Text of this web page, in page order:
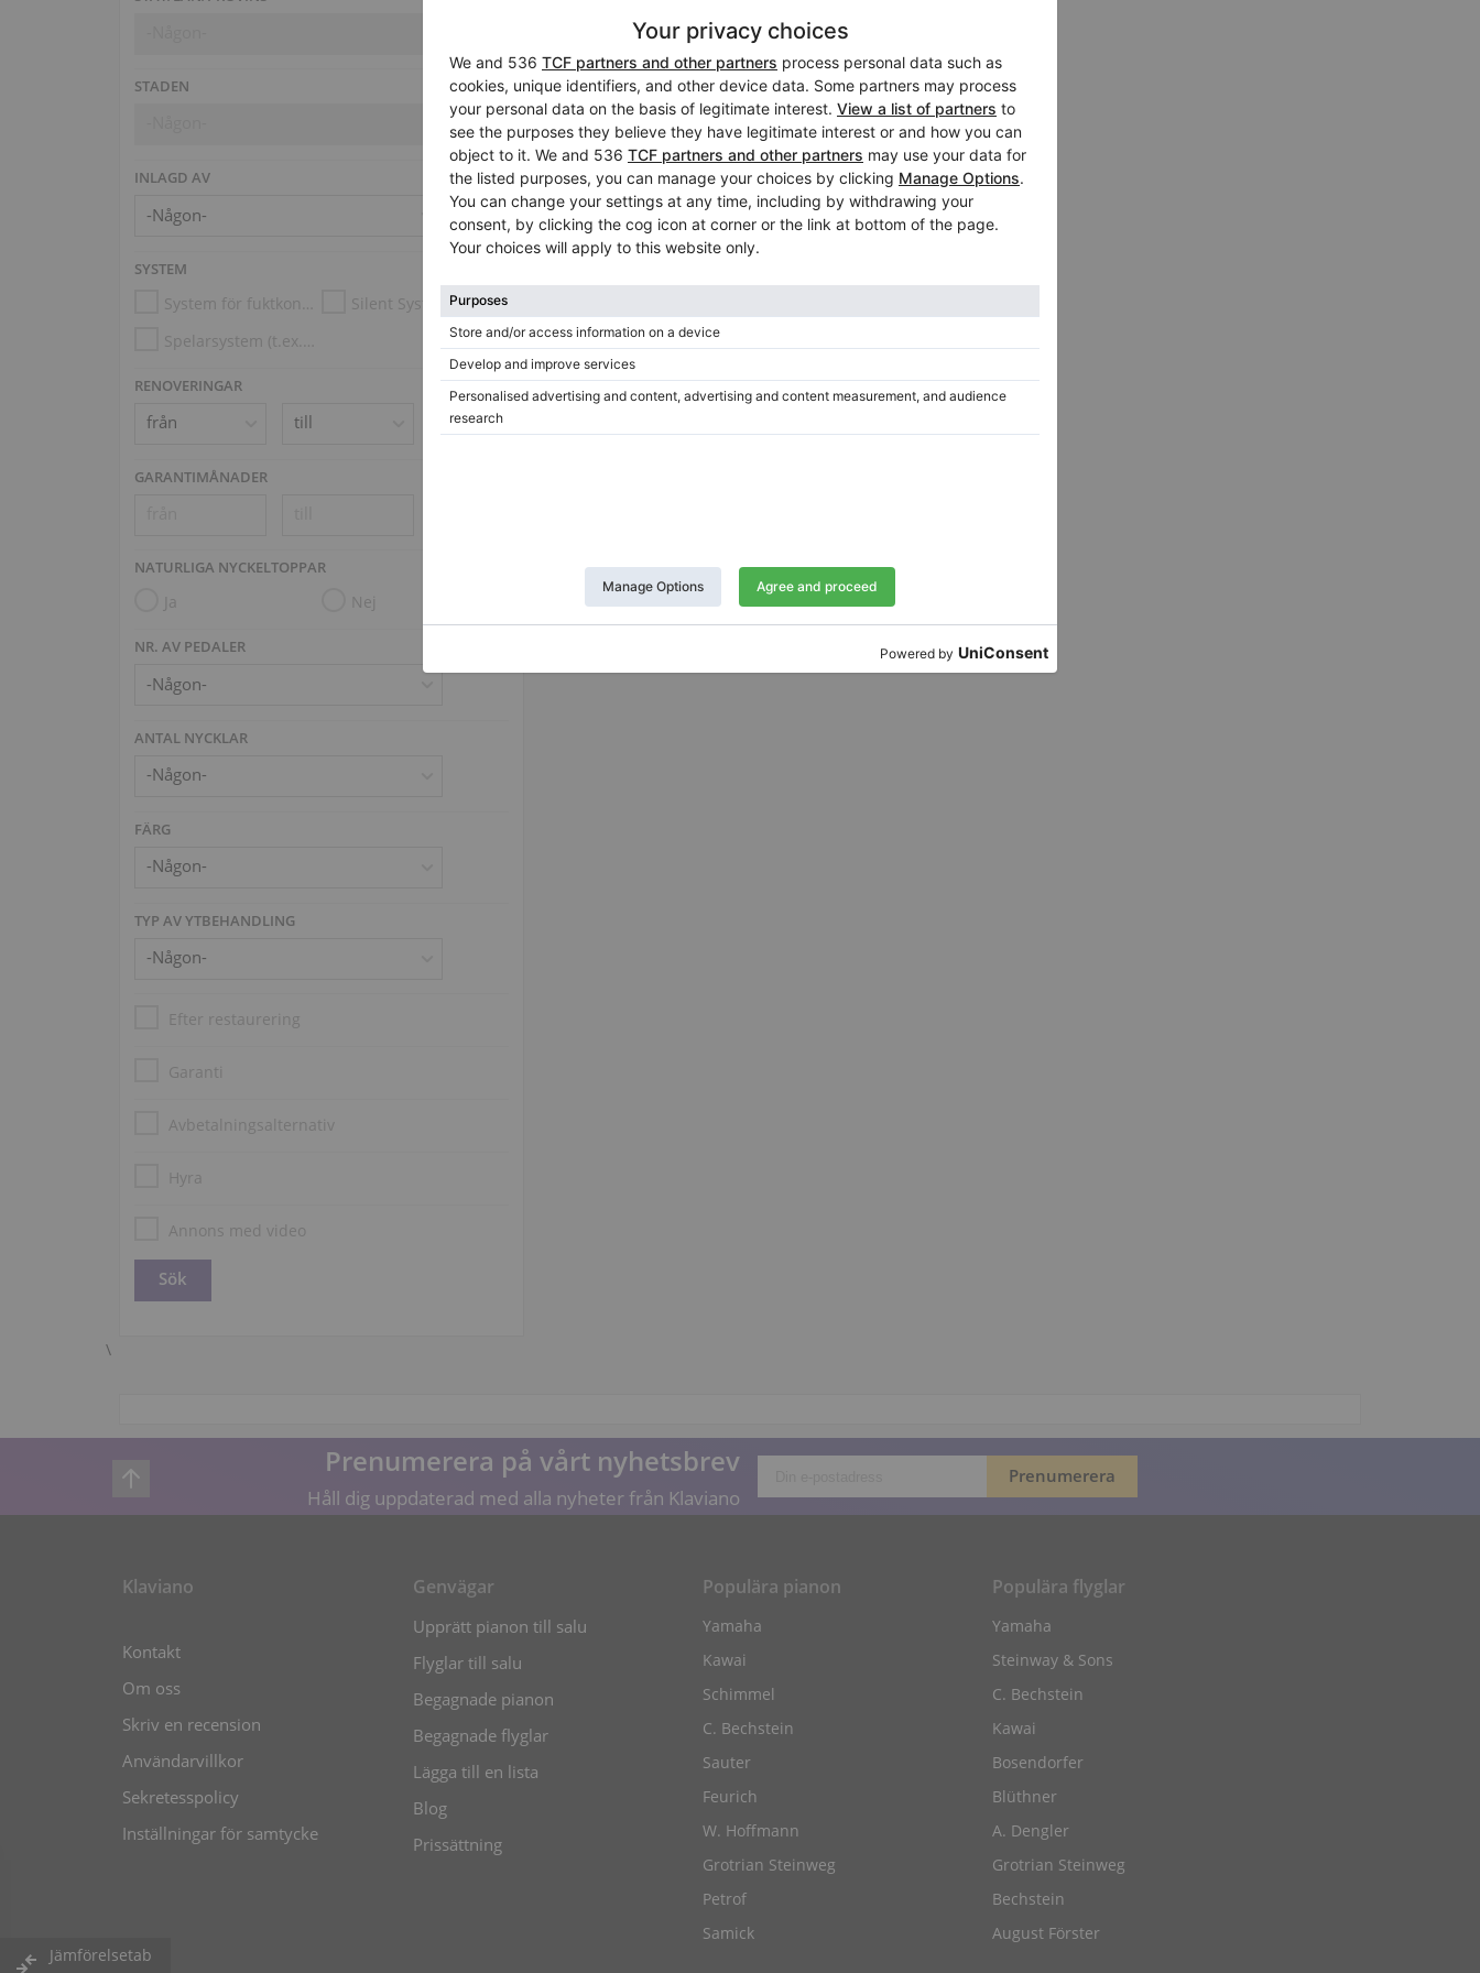
STADEN
INLAGD AV
SYSTEM
System för fuktkontroll
Silent System
Spelarsystem (t.ex. Disklavier, PianoDisc)
RENOVERINGAR
GARANTIMÅNADER
NATURLIGA NYCKELTOPPAR
Ja Nej
NR. AV PEDALER
ANTAL NYCKLAR
FÄRG
TYP AV YTBEHANDLING
Efter restaurering
Garanti
Avbetalningsalternativ
Hyra
Annons med video
\
Prenumerera på vårt nyhetsbrev
Håll dig uppdaterad med alla nyheter från Klaviano
Klaviano
Kontakt
Om oss
Skriv en recension
Användarvillkor
Sekretesspolicy
Inställningar för samtycke
Genvägar
Upprätt pianon till salu
Flyglar till salu
Begagnade pianon
Begagnade flyglar
Lägga till en lista
Blog
Prissättning
Populära pianon
Yamaha
Kawai
Schimmel
C. Bechstein
Sauter
Feurich
W. Hoffmann
Grotrian Steinweg
Petrof
Samick
Populära flyglar
Yamaha
Steinway & Sons
C. Bechstein
Kawai
Bosendorfer
Blüthner
A. Dengler
Grotrian Steinweg
Bechstein
August Förster
Jämförelsetab